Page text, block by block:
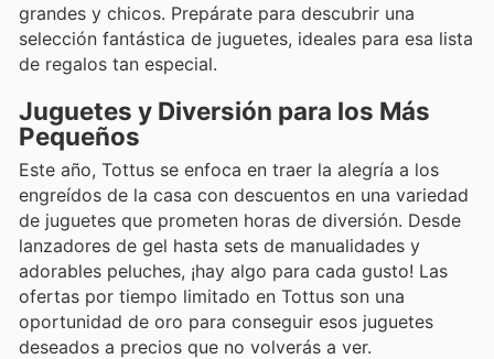
grandes y chicos. Prepárate para descubrir una
selección fantástica de juguetes, ideales para esa lista
de regalos tan especial.
Juguetes y Diversión para los Más
Pequeños
Este año, Tottus se enfoca en traer la alegría a los
engreídos de la casa con descuentos en una variedad
de juguetes que prometen horas de diversión. Desde
lanzadores de gel hasta sets de manualidades y
adorables peluches, ¡hay algo para cada gusto! Las
ofertas por tiempo limitado en Tottus son una
oportunidad de oro para conseguir esos juguetes
deseados a precios que no volverás a ver.